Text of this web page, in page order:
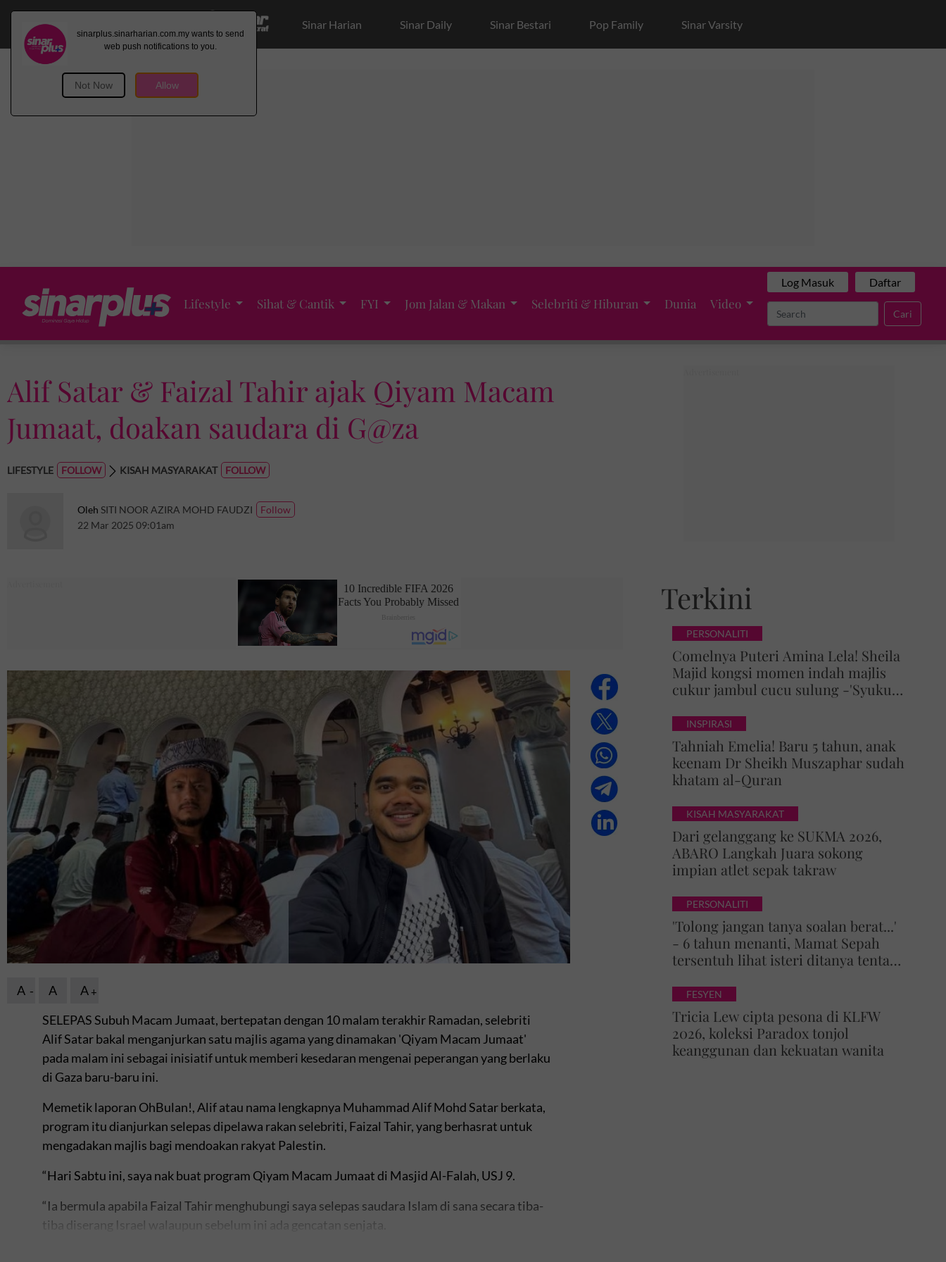
Sinar Harian Sinar Daily Sinar Bestari Pop Family Sinar Varsity
Lifestyle Sihat & Cantik FYI Jom Jalan & Makan Selebriti & Hiburan Dunia Video
Log Masuk Daftar
Cari
Alif Satar & Faizal Tahir ajak Qiyam Macam
Jumaat, doakan saudara di G@za
LIFESTYLE KISAH MASYARAKAT
Oleh SITI NOOR AZIRA MOHD FAUDZI
22 Mar 2025 09:01am
A A
A
SELEPAS Subuh Macam Jumaat, bertepatan dengan 10 malam terakhir Ramadan, selebriti
Alif Satar bakal menganjurkan satu majlis agama yang dinamakan 'Qiyam Macam Jumaat'
pada malam ini sebagai inisiatif untuk memberi kesedaran mengenai peperangan yang berlaku
di Gaza baru-baru ini.
Memetik laporan OhBulan!, Alif atau nama lengkapnya Muhammad Alif Mohd Satar berkata,
program itu dianjurkan selepas dipelawa rakan selebriti, Faizal Tahir, yang berhasrat untuk
mengadakan majlis bagi mendoakan rakyat Palestin.
“Hari Sabtu ini, saya nak buat program Qiyam Macam Jumaat di Masjid Al-Falah, USJ 9.
“Ia bermula apabila Faizal Tahir menghubungi saya selepas saudara Islam di sana secara tiba-
tiba diserang Israel walaupun sebelum ini ada gencatan senjata.
Terkini
PERSONALITI
Comelnya Puteri Amina Lela! Sheila
Majid kongsi momen indah majlis
cukur jambul cucu sulung -'Syukur
INSPIRASI
Tahniah Emelia! Baru 5 tahun, anak
keenam Dr Sheikh Muszaphar sudah
khatam al-Quran
KISAH MASYARAKAT
Dari gelanggang ke SUKMA 2026,
ABARO Langkah Juara sokong
impian atlet sepak takraw
PERSONALITI
'Tolong jangan tanya soalan berat...'
- 6 tahun menanti, Mamat Sepah
tersentuh lihat isteri ditanya tentang
FESYEN
Tricia Lew cipta pesona di KLFW
2026, koleksi Paradox tonjol
keanggunan dan kekuatan wanita